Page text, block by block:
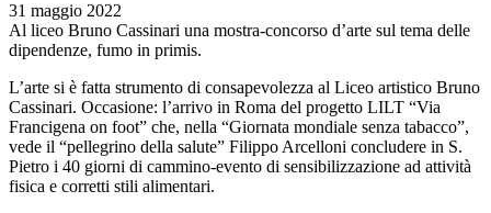
31 maggio 2022
Al liceo Bruno Cassinari una mostra-concorso d’arte sul tema delle
dipendenze, fumo in primis.
L’arte si è fatta strumento di consapevolezza al Liceo artistico Bruno
Cassinari. Occasione: l’arrivo in Roma del progetto LILT “Via
Francigena on foot” che, nella “Giornata mondiale senza tabacco”,
vede il “pellegrino della salute” Filippo Arcelloni concludere in S.
Pietro i 40 giorni di cammino-evento di sensibilizzazione ad attività
fisica e corretti stili alimentari.